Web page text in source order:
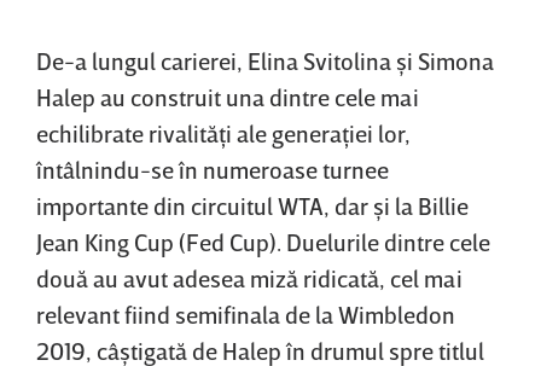
De-a lungul carierei, Elina Svitolina şi Simona
Halep au construit una dintre cele mai
echilibrate rivalităţi ale generaţiei lor,
întâlnindu-se în numeroase turnee
importante din circuitul WTA, dar şi la Billie
Jean King Cup (Fed Cup). Duelurile dintre cele
două au avut adesea miză ridicată, cel mai
relevant fiind semifinala de la Wimbledon
2019, câştigată de Halep în drumul spre titlul